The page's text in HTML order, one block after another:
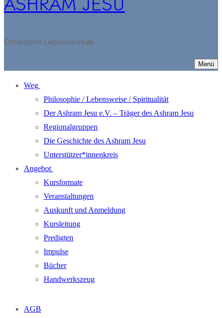
Christliche Lebensschule
Menü
Weg
Philosophie / Lebensweise / Spiritualität
Der Ashram Jesu e.V. – Träger des Ashram Jesu
Regionalgruppen
Die Geschichte des Ashram Jesu
Unterstützer*innenkreis
Angebot
Kursformate
Veranstaltungen
Auskunft und Anmeldung
Kursleitung
Predigten
Impulse
Bücher
Handwerkszeug
AGB